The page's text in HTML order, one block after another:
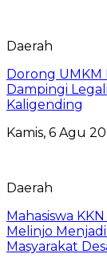
Daerah
Dorong UMKM
Dampingi
Kaligending
Kamis, 6 Agu
Daerah
Mahasiswa
Melinjo
Masyarakat